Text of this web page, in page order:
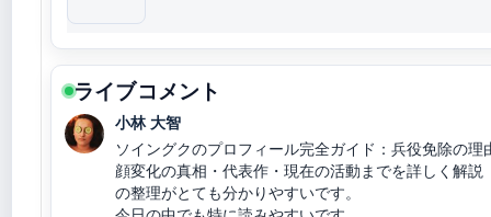
ライブコメント
小林 大智
ソイングクのプロフィール完全ガイド：兵役免除の理
顔変化の真相・代表作・現在の活動までを詳しく解説
の整理がとても分かりやすいです。